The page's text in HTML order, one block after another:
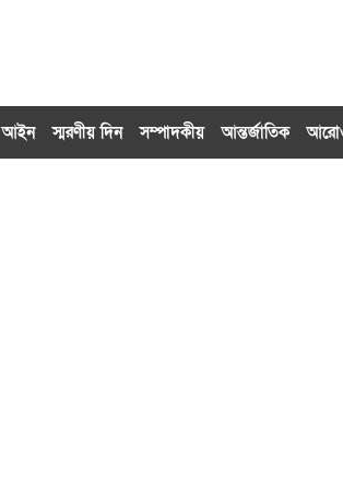
আইন স্মরণীয় দিন সম্পাদকীয় আন্তর্জাতিক